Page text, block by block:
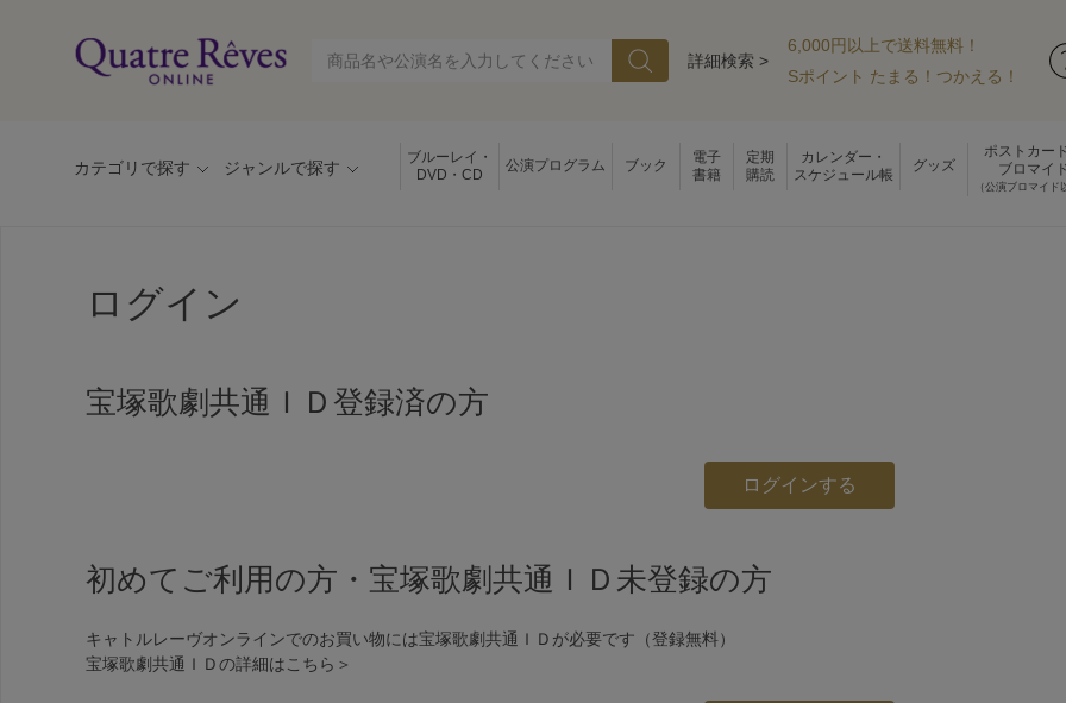
詳細検索 >
6,000円以上で送料無料！
Sポイント たまる！つかえる！
カテゴリで探す ジャンルで探す
ブルーレイ・
DVD・CD
公演プログラム ブック
電子
書籍
定期
購読
カレンダー・
スケジュール帳
グッズ
ポストカー
ブロマイド
（公演ブロマイド
ログイン
宝塚歌劇共通ＩＤ登録済の方
初めてご利用の方・宝塚歌劇共通ＩＤ未登録の方
キャトルレーヴオンラインでのお買い物には宝塚歌劇共通ＩＤが必要です（登録無料）
宝塚歌劇共通ＩＤの詳細は こちら＞